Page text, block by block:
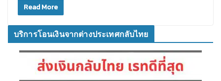
Read More
บริการโอนเงินจากต่างประเทศกลับไทย